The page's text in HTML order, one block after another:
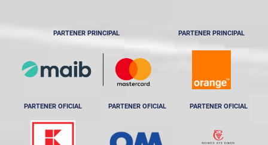
PARTENER PRINCIPAL PARTENER PRINCIPAL
PARTENER OFICIAL PARTENER OFICIAL PARTENER OFICIAL